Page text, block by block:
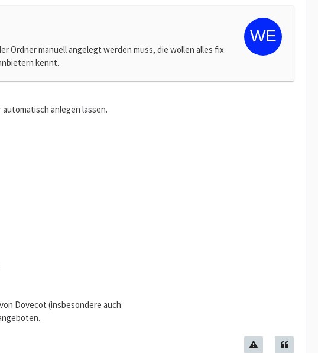
Ordner manuell angelegt werden muss, die wollen alles fix
kennt.
anlegen lassen.
Dovecot (insbesondere auch